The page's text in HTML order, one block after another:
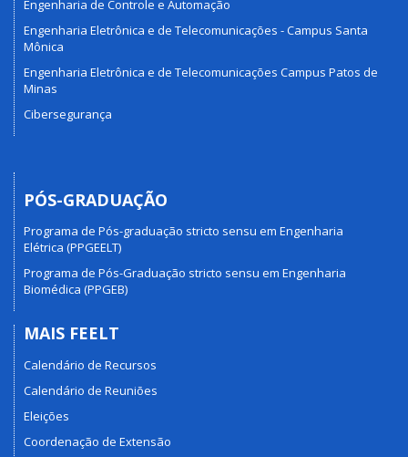
Engenharia de Controle e Automação
Engenharia Eletrônica e de Telecomunicações - Campus Santa
Mônica
Engenharia Eletrônica e de Telecomunicações Campus Patos de
Minas
Cibersegurança
PÓS-GRADUAÇÃO
Programa de Pós-graduação stricto sensu em Engenharia
Elétrica (PPGEELT)
Programa de Pós-Graduação stricto sensu em Engenharia
Biomédica (PPGEB)
MAIS FEELT
Calendário de Recursos
Calendário de Reuniões
Eleições
Coordenação de Extensão